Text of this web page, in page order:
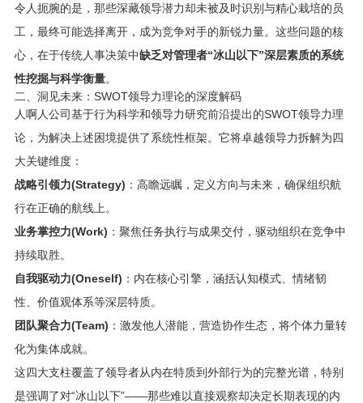
令人扼腕的是，那些深藏领导潜力却未被及时识别与精心栽培的员
工，最终可能选择离开，成为竞争对手的新锐力量。这些问题的核
心，在于传统人事决策中缺乏对管理者“冰山以下”深层素质的系统
性挖掘与科学衡量。
二、洞见未来：SWOT领导力理论的深度解码
人啊人公司基于行为科学和领导力研究前沿提出的SWOT领导力理
论，为解决上述困境提供了系统性框架。它将卓越领导力拆解为四
大关键维度：
战略引领力(Strategy) ：高瞻远瞩，定义方向与未来，确保组织航
行在正确的航线上。
业务掌控力(Work) ：聚焦任务执行与成果交付，驱动组织在竞争中
持续取胜。
自我驱动力(Oneself) ：内在核心引擎，涵括认知模式、情绪韧
性、价值观体系等深层特质。
团队聚合力(Team) ：激发他人潜能，营造协作生态，将个体力量转
化为集体成就。
这四大支柱覆盖了领导者从内在特质到外部行为的完整光谱，特别
是强调了对“冰山以下”——那些难以直接观察却决定长期表现的内